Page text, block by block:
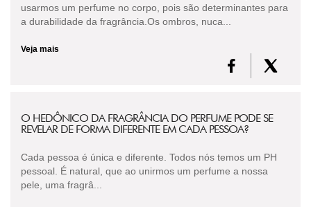
usarmos um perfume no corpo, pois são determinantes para
a durabilidade da fragrância.Os ombros, nuca...
Veja mais
O HEDÔNICO DA FRAGRÂNCIA DO PERFUME PODE SE
REVELAR DE FORMA DIFERENTE EM CADA PESSOA?
Cada pessoa é única e diferente. Todos nós temos um PH
pessoal. É natural, que ao unirmos um perfume a nossa
pele, uma fragrâ...